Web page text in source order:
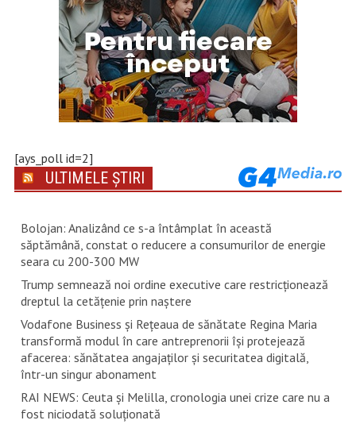
[ays_poll id=2]
ULTIMELE ȘTIRI
Bolojan: Analizând ce s-a întâmplat în această
săptămână, constat o reducere a consumurilor de energie
seara cu 200-300 MW
Trump semnează noi ordine executive care restricţionează
dreptul la cetăţenie prin naştere
Vodafone Business și Rețeaua de sănătate Regina Maria
transformă modul în care antreprenorii își protejează
afacerea: sănătatea angajaților și securitatea digitală,
într-un singur abonament
RAI NEWS: Ceuta și Melilla, cronologia unei crize care nu a
fost niciodată soluționată